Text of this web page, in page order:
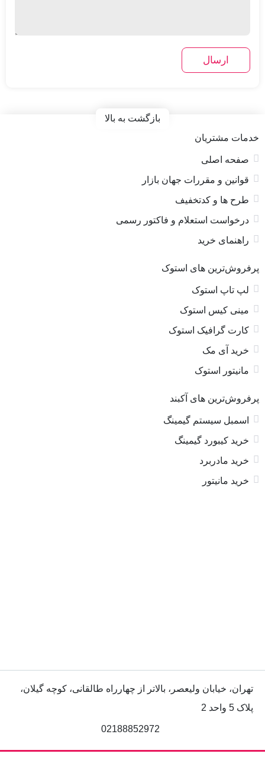
بازگشت به بالا
خدمات مشتریان
صفحه اصلی
قوانین و مقررات جهان بازار
طرح ها و کدتخفیف
درخواست استعلام و فاکتور رسمی
راهنمای خرید
پرفروش‌ترین های استوک
لپ تاپ استوک
مینی کیس استوک
کارت گرافیک استوک
خرید آی مک
مانیتور استوک
پرفروش‌ترین های آکبند
اسمبل سیستم گیمینگ
خرید کیبورد گیمینگ
خرید مادربرد
خرید مانیتور
تهران، خیابان ولیعصر، بالاتر از چهارراه طالقانی، کوچه گیلان،
پلاک 5 واحد 2
02188852972